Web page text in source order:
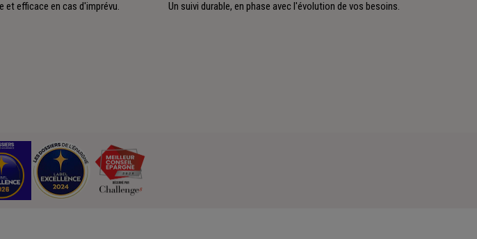
et efficace en cas d'imprévu. Un suivi durable, en phase avec l'évolution de vos besoins.